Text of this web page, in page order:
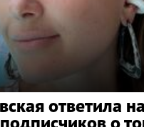
ответила на